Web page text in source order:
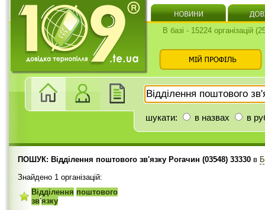
В базі - 15224 організацій
шукати: в назвах в
ПОШУК: Відділення поштового зв'язку Рогачин (03548) 33330 в
Знайдено 1 організацій:
Відділення поштового
зв'язку